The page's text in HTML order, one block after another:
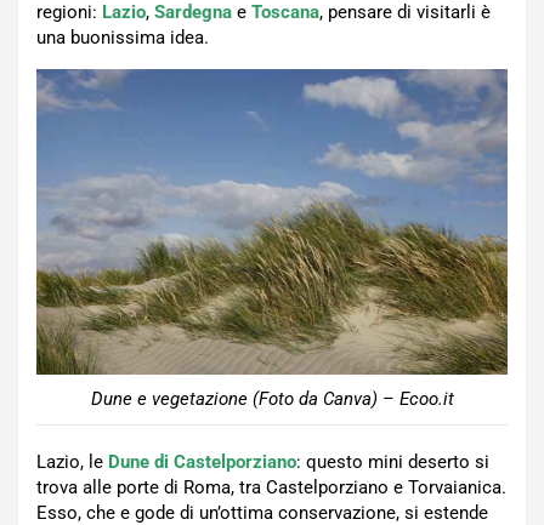
regioni: Lazio, Sardegna e Toscana, pensare di visitarli è
una buonissima idea.
Dune e vegetazione (Foto da Canva) – Ecoo.it
Lazio, le Dune di Castelporziano: questo mini deserto si
trova alle porte di Roma, tra Castelporziano e Torvaianica.
Esso, che e gode di un’ottima conservazione, si estende